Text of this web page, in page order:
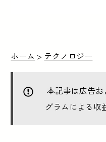
ホーム > テクノロジー
本記事は広告
グラムによる収